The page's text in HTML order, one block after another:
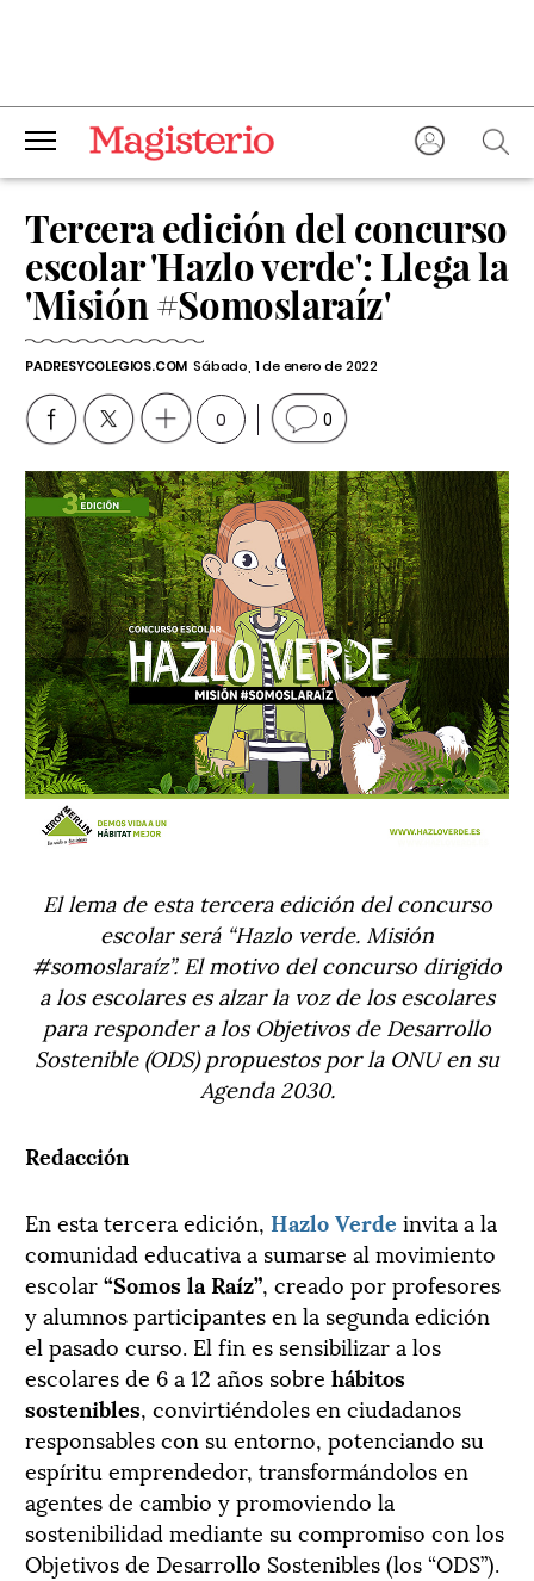
Tercera edición del concurso
escolar 'Hazlo verde': Llega la
'Misión #Somoslaraíz'
PADRESYCOLEGIOS.COM Sábado, 1 de enero de 2022
0 0
El lema de esta tercera edición del concurso
escolar será “Hazlo verde. Misión
#somoslaraíz”. El motivo del concurso dirigido
a los escolares es alzar la voz de los escolares
para responder a los Objetivos de Desarrollo
Sostenible (ODS) propuestos por la ONU en su
Agenda 2030.
Redacción
En esta tercera edición, Hazlo Verde invita a la
comunidad educativa a sumarse al movimiento
escolar“Somos la Raíz”, creado por profesores
y alumnos participantes en la segunda edición
el pasado curso. El fin es sensibilizar a los
escolares de 6 a 12 años sobre hábitos
sostenibles, convirtiéndoles en ciudadanos
responsables con su entorno, potenciando su
espíritu emprendedor, transformándolos en
agentes de cambio y promoviendo la
sostenibilidad mediante su compromiso con los
Objetivos de Desarrollo Sostenibles (los “ODS”).